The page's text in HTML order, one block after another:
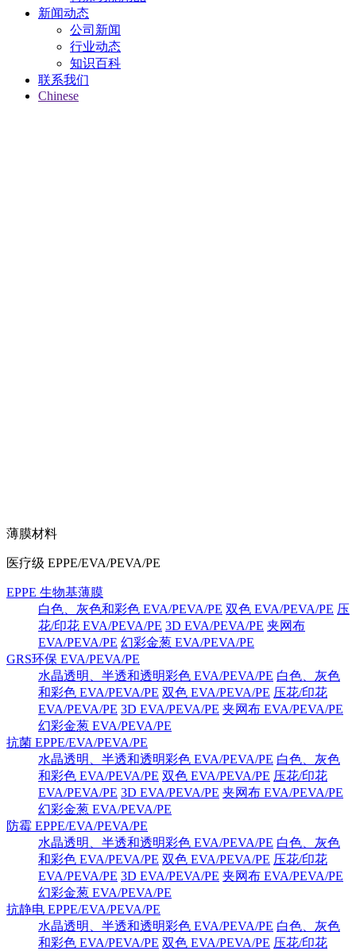
新闻动态
公司新闻
行业动态
知识百科
联系我们
Chinese
薄膜材料
医疗级 EPPE/EVA/PEVA/PE
EPPE 生物基薄膜
白色、灰色和彩色 EVA/PEVA/PE 双色 EVA/PEVA/PE 压
花/印花 EVA/PEVA/PE 3D EVA/PEVA/PE 夹网布
EVA/PEVA/PE 幻彩金葱 EVA/PEVA/PE
GRS环保 EVA/PEVA/PE
水晶透明、半透和透明彩色 EVA/PEVA/PE 白色、灰色
和彩色 EVA/PEVA/PE 双色 EVA/PEVA/PE 压花/印花
EVA/PEVA/PE 3D EVA/PEVA/PE 夹网布 EVA/PEVA/PE
幻彩金葱 EVA/PEVA/PE
抗菌 EPPE/EVA/PEVA/PE
水晶透明、半透和透明彩色 EVA/PEVA/PE 白色、灰色
和彩色 EVA/PEVA/PE 双色 EVA/PEVA/PE 压花/印花
EVA/PEVA/PE 3D EVA/PEVA/PE 夹网布 EVA/PEVA/PE
幻彩金葱 EVA/PEVA/PE
防霉 EPPE/EVA/PEVA/PE
水晶透明、半透和透明彩色 EVA/PEVA/PE 白色、灰色
和彩色 EVA/PEVA/PE 双色 EVA/PEVA/PE 压花/印花
EVA/PEVA/PE 3D EVA/PEVA/PE 夹网布 EVA/PEVA/PE
幻彩金葱 EVA/PEVA/PE
抗静电 EPPE/EVA/PEVA/PE
水晶透明、半透和透明彩色 EVA/PEVA/PE 白色、灰色
和彩色 EVA/PEVA/PE 双色 EVA/PEVA/PE 压花/印花